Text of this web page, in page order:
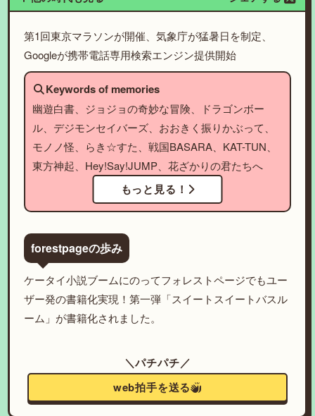
第1回東京マラソンが開催、気象庁が猛暑日を制定、
Googleが携帯電話専用検索エンジン提供開始
Keywords of memories
幽遊白書、ジョジョの奇妙な冒険、ドラゴンボー
ル、デジモンセイバーズ、おおきく振りかぶって、
モノノ怪、らき☆すた、戦国BASARA、KAT-TUN、
東方神起、Hey!Say!JUMP、花ざかりの君たちへ
もっと見る！
forestpageの歩み
ケータイ小説ブームにのってフォレストページでもユー
ザー発の書籍化実現！第一弾「スイートスイートバスル
ーム」が書籍化されました。
＼パチパチ／
web拍手を送る